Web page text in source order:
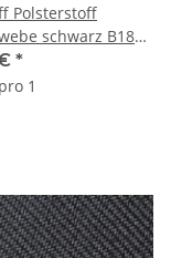
Polsterstoff
schwarz B180
und
*
1